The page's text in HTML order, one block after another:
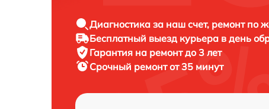
Диагностика за наш счет, ремонт по
Бесплатный выезд курьера в день
Гарантия на ремонт до 3 лет
Срочный ремонт от 35 минут